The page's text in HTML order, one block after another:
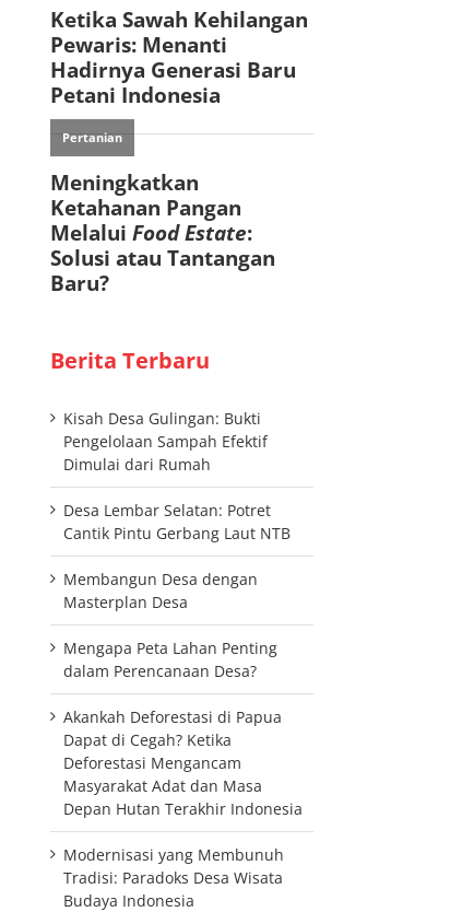
Berita Terbaru
Kisah Desa Gulingan: Bukti
Pengelolaan Sampah Efektif
Dimulai dari Rumah
Desa Lembar Selatan: Potret
Cantik Pintu Gerbang Laut NTB
Membangun Desa dengan
Masterplan Desa
Mengapa Peta Lahan Penting
dalam Perencanaan Desa?
Akankah Deforestasi di Papua
Dapat di Cegah? Ketika
Deforestasi Mengancam
Masyarakat Adat dan Masa
Depan Hutan Terakhir Indonesia
Modernisasi yang Membunuh
Tradisi: Paradoks Desa Wisata
Budaya Indonesia